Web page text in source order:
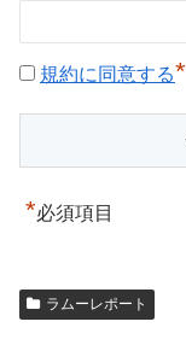
規約に同意する*
*必須項目
ラムーレポート